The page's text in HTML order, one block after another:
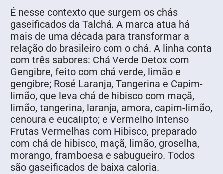
É nesse contexto que surgem os chás
gaseificados da Talchá. A marca atua há
mais de uma década para transformar a
relação do brasileiro com o chá. A linha conta
com três sabores: Chá Verde Detox com
Gengibre, feito com chá verde, limão e
gengibre; Rosé Laranja, Tangerina e Capim-
limão, que leva chá de hibisco com maçã,
limão, tangerina, laranja, amora, capim-limão,
cenoura e eucalipto; e Vermelho Intenso
Frutas Vermelhas com Hibisco, preparado
com chá de hibisco, maçã, limão, groselha,
morango, framboesa e sabugueiro. Todos
são gaseificados de baixa caloria.